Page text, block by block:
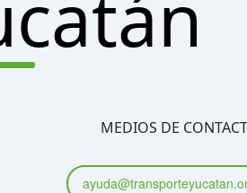
MEDIOS DE